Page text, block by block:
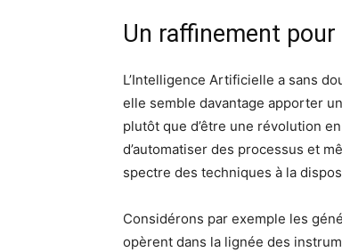
Un raffinement pour
L’Intelligence Artificielle a sans
elle semble davantage apporter
plutôt que d’être une révolution
d’automatiser des processus et
spectre des techniques à la
Considérons par exemple les
opèrent dans la lignée des